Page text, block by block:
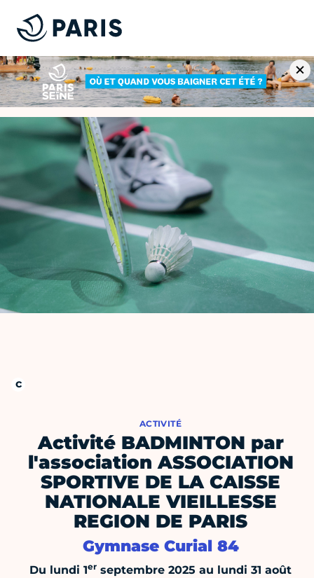
ACTIVITÉ
Activité BADMINTON par
l'association ASSOCIATION
SPORTIVE DE LA CAISSE
NATIONALE VIEILLESSE
REGION DE PARIS
Gymnase Curial 84
Du lundi 1er septembre 2025 au lundi 31 août